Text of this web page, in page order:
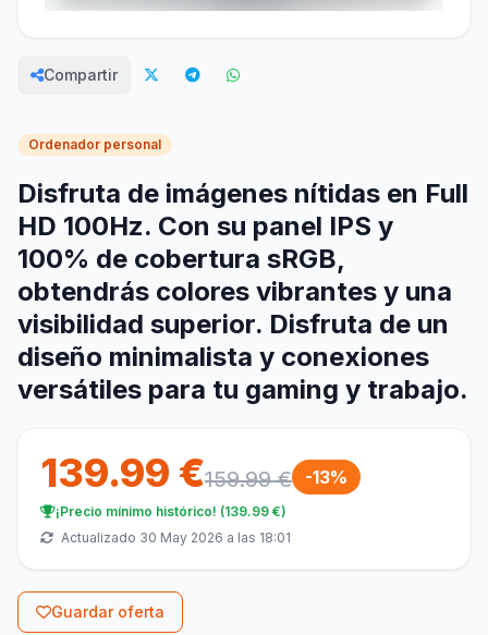
Compartir
Ordenador personal
Disfruta de imágenes nítidas en Full
HD 100Hz. Con su panel IPS y
100% de cobertura sRGB,
obtendrás colores vibrantes y una
visibilidad superior. Disfruta de un
diseño minimalista y conexiones
versátiles para tu gaming y trabajo.
139.99 €159.99 € -13%
¡Precio mínimo histórico! (139.99 €)
Actualizado 30 May 2026 a las 18:01
Guardar oferta